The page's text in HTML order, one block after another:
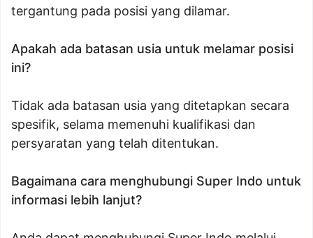
tergantung pada posisi yang dilamar.
Apakah ada batasan usia untuk melamar posisi
ini?
Tidak ada batasan usia yang ditetapkan secara
spesifik, selama memenuhi kualifikasi dan
persyaratan yang telah ditentukan.
Bagaimana cara menghubungi Super Indo untuk
informasi lebih lanjut?